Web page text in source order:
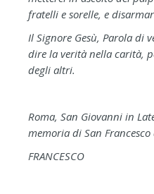
fratelli e sorelle, e
Il Signore Gesù, Parola di
dire la verità nella carità,
degli altri.
Roma, San Giovanni in
memoria di San Francesco
FRANCESCO